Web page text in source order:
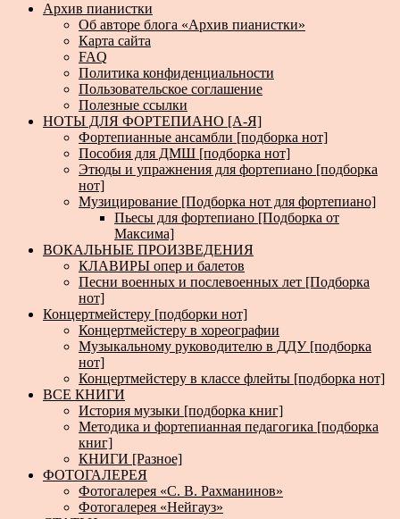
Архив пианистки
Об авторе блога «Архив пианистки»
Карта сайта
FAQ
Политика конфиденциальности
Пользовательское соглашение
Полезные ссылки
НОТЫ ДЛЯ ФОРТЕПИАНО [А-Я]
Фортепианные ансамбли [подборка нот]
Пособия для ДМШ [подборка нот]
Этюды и упражнения для фортепиано [подборка
нот]
Музицирование [Подборка нот для фортепиано]
Пьесы для фортепиано [Подборка от
Максима]
ВОКАЛЬНЫЕ ПРОИЗВЕДЕНИЯ
КЛАВИРЫ опер и балетов
Песни военных и послевоенных лет [Подборка
нот]
Концертмейстеру [подборки нот]
Концертмейстеру в хореографии
Музыкальному руководителю в ДДУ [подборка
нот]
Концертмейстеру в классе флейты [подборка нот]
ВСЕ КНИГИ
История музыки [подборка книг]
Методика и фортепианная педагогика [подборка
книг]
КНИГИ [Разное]
ФОТОГАЛЕРЕЯ
Фотогалерея «С. В. Рахманинов»
Фотогалерея «Нейгауз»